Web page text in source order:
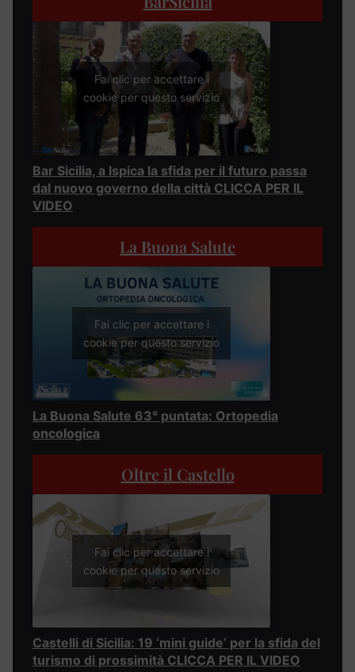
Fai clic per accettare i
cookie per questo servizio
Bar Sicilia, a Ispica la sfida per il futuro passa
dal nuovo governo della città CLICCA PER IL
VIDEO
La Buona Salute
Fai clic per accettare i
cookie per questo servizio
La Buona Salute 63° puntata: Ortopedia
oncologica
Oltre il Castello
Fai clic per accettare i
cookie per questo servizio
Castelli di Sicilia: 19 ‘mini guide’ per la sfida del
turismo di prossimità CLICCA PER IL VIDEO